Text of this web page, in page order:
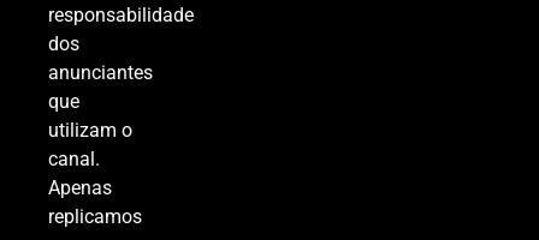
responsabilidade
dos
anunciantes
que
utilizam o
canal.
Apenas
replicamos